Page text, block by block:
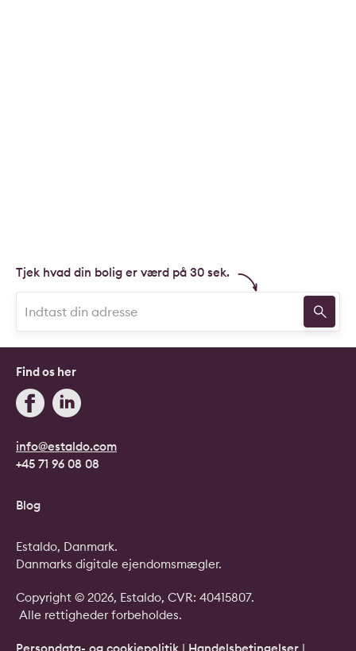
Tjek hvad din bolig er værd på 30 sek.
info@estaldo.com
+45 71 96 08 08
Find os her
Blog
Copyright © 2026, Estaldo, CVR: 40415807.
Alle rettigheder forbeholdes.
Persondata- og cookiepolitik | Handelsbetingelser |
Estaldo, Danmark.
Danmarks digitale ejendomsmægler.